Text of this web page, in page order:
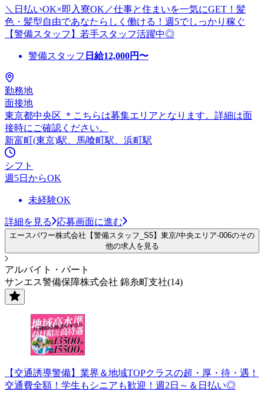
＼日払いOK×即入寮OK／仕事と住まいを一気にGET！髪
色・髪型自由であなたらしく働ける！週5でしっかり稼ぐ
【警備スタッフ】若手スタッフ活躍中◎
警備スタッフ 日給12,000円〜
勤務地
面接地
東京都中央区 ＊こちらは募集エリアとなります。詳細は面
接時にご確認ください。
新富町(東京)駅、馬喰町駅、浜町駅
シフト
週5日からOK
未経験OK
詳細を見る 応募画面に進む
エースパワー株式会社【警備スタッフ_S5】東京/中央エリア-006のその
他の求人を見る
アルバイト・パート
サンエス警備保障株式会社 錦糸町支社(14)
【交通誘導警備】業界＆地域TOPクラスの超・厚・待・遇！
交通費全額！学生もシニアも歓迎！週2日～＆日払い◎